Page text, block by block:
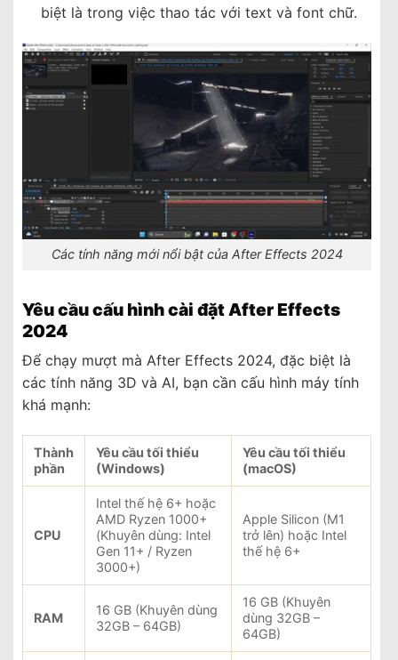
biệt là trong việc thao tác với text và font chữ.
Các tính năng mới nổi bật của After Effects 2024
Yêu cầu cấu hình cài đặt After Effects
2024
Để chạy mượt mà After Effects 2024, đặc biệt là
các tính năng 3D và AI, bạn cần cấu hình máy tính
khá mạnh:
Thành
phần
Yêu cầu tối thiểu
(Windows)
Yêu cầu tối thiểu
(macOS)
CPU
Intel thế hệ 6+ hoặc
AMD Ryzen 1000+
(Khuyên dùng: Intel
Gen 11+ / Ryzen
3000+)
Apple Silicon (M1
trở lên) hoặc Intel
thế hệ 6+
RAM
16 GB (Khuyên dùng
32GB – 64GB)
16 GB (Khuyên
dùng 32GB –
64GB)